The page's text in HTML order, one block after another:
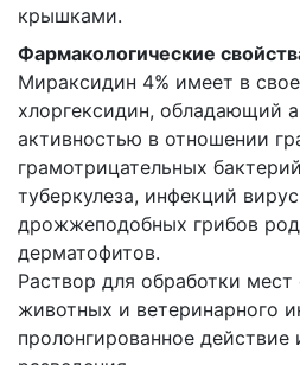
крышками.
Фармакологические
Мираксидин 4% имеет в
хлоргексидин, обладающий
активностью в отношении
грамотрицательных
туберкулеза, инфекций
дрожжеподобных грибов
дерматофитов.
Раствор для обработки
животных и ветеринарного
пролонгированное действие